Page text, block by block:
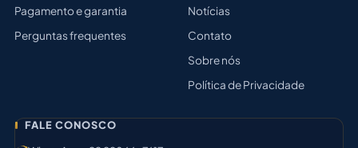
Pagamento e garantia
Perguntas frequentes
Notícias
Contato
Sobre nós
Política de Privacidade
FALE CONOSCO